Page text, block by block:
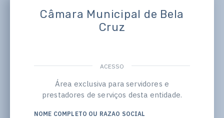
Câmara Municipal de Bela
Cruz
ACESSO
Área exclusiva para servidores e
prestadores de serviços desta entidade.
NOME COMPLETO OU RAZAO SOCIAL